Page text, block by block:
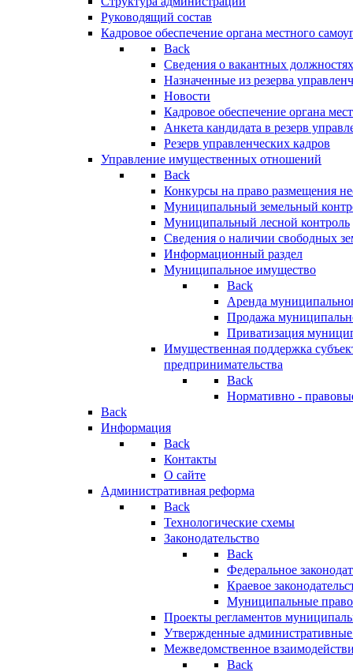
Руководящий состав
Кадровое обеспечение органа местного
Back
Сведения о вакантных
Назначенные из резерва
Новости
Кадровое обеспечение органа
Анкета кандидата в резерв
Резерв управленческих кадров
Управление имущественных отношений
Back
Конкурсы на право размещения
Муниципальный земельный
Муниципальный лесной контроль
Сведения о наличии свободных
Информационный раздел
Муниципальное имущество
Back
Аренда
Продажа
Приватизация
Имущественная поддержка
предпринимательства
Back
Нормативно -
Back
Информация
Back
Контакты
О сайте
Административная реформа
Back
Технологические схемы
Законодательство
Back
Федеральное
Краевое
Муниципальные
Проекты регламентов
Утвержденные
Межведомственное
Back